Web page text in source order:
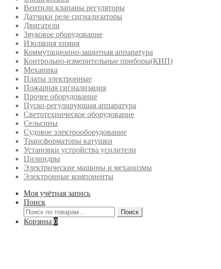
Вентили клапаны регуляторы
Датчики реле сигнализаторы
Двигатели
Звуковое оборудование
Изоляция химия
Коммутационно-защитная аппаратура
Контрольно-измерительные приборы(КИП)
Механика
Платы электронные
Пожарная сигнализация
Прочее оборудование
Пуско-регулирующая аппаратура
Светотехническое оборудование
Сельсины
Судовое электрооборудование
Трансформаторы катушки
Установки устройства усилители
Цилиндры
Электрические машины и механизмы
Электронные компоненты
Моя учётная запись
Поиск
Искать:
Поиск
Корзина 0